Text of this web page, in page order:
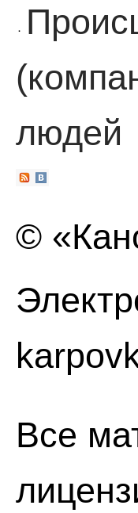
·
людей
©
Все